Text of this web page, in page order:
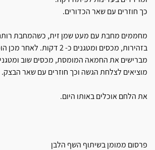
כך חוזרים עם שאר הכדורים.
מחממים מחבת עם מעט שמן זית, כשהמחבת
בזהירות, מכסים ומטגנים כ- 2
מברישים את החמאה המומסת, מכסים שוב ומטגנים כ- 2
מוציאים לצלחת הגשה וכך חוזרים עם שאר הבצק.
את הלחם אוכלים באותו היום.
פרסום ממומן בשיתוף השף הלבן